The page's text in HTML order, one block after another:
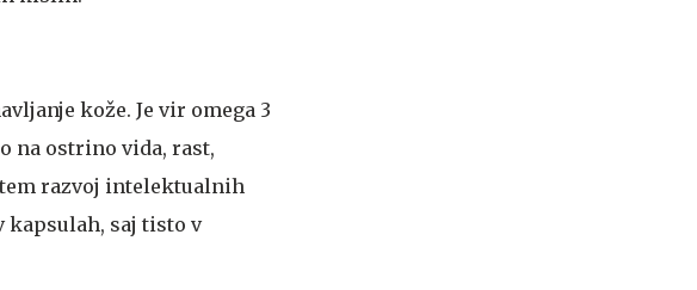
kože. Je vir omega 3
na ostrino vida, rast,
razvoj intelektualnih
kapsulah, saj tisto v